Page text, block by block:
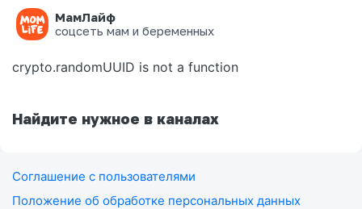
МамЛайф
соцсеть мам и беременных
Ошибка на странице
crypto.randomUUID is not a function
Найдите нужное в каналах
Соглашение с пользователями
Положение об обработке персональных данных